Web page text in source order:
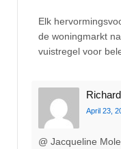
Elk
de woningmarkt
vuistregel voor
April 23,
@ Jacqueline